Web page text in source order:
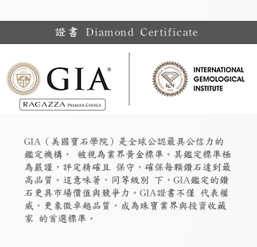
證書 Diamond Certificate
GIA（美國寶石學院）是全球公認最具公信力的
鑑定機構， 被視為業界黃金標準。其鑑定標準極
為嚴謹，評定精確且 保守，確保每顆鑽石達到最
高品質。這意味著，同等級別 下，GIA鑑定的鑽
石更具市場價值與競爭力。GIA證書不僅 代表權
威，更象徵卓越品質，成為珠寶業界與投資收藏
家 的首選標準。